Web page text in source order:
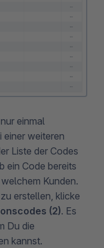
einmal
weiteren
Liste der Codes
ein Code bereits
Kunden.
erstellen, klicke
(2). Es
Du die
kannst.